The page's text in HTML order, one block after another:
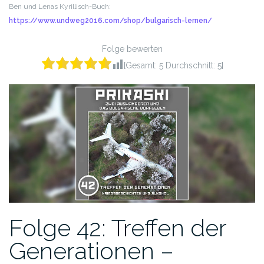
Ben und Lenas Kyrillisch-Buch:
https://www.undweg2016.com/shop/bulgarisch-lernen/
Folge bewerten
[Gesamt: 5Durchschnitt: 5]
Folge 42: Treffen der
Generationen –